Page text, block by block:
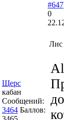
Щерс
кабан
Сообщений:
3464 Баллов:
#647
0
Лис